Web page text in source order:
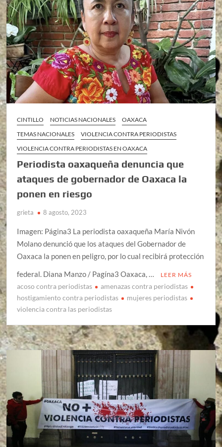
CINTILLO NOTICIAS NACIONALES
OAXACA
TEMAS NACIONALES
VIOLENCIA CONTRA PERIODISTAS
VIOLENCIA CONTRA PERIODISTAS EN OAXACA
Periodista oaxaqueña denuncia que
ataques de gobernador de Oaxaca la
ponen en riesgo
grieta 8 agosto, 2023
Imagen: Página3 La periodista oaxaqueña María Nivón
Molano denunció que los ataques del Gobernador de
Oaxaca la ponen en peligro, por lo cual recibirá protección
federal. Diana Manzo / Pagína3 Oaxaca, …
LEER MÁS
acoso contra periodistas
amenazas contra periodistas
hostigamiento contra periodistas
mujeres periodistas
violencia contra las periodistas